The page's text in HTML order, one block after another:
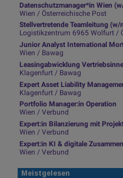
Datenschutzmanager*in Wien
Wien / Österreichische Post
Stellvertretende Teamleitung (w/
Logistikzentrum 6965 Wolfurt /
Junior Analyst International
Wien / Bawag
Leasingabwicklung
Klagenfurt / Bawag
Expert Asset Liability
Klagenfurt / Bawag
Portfolio Manager:in Operation
Wien / Verbund
Expert:in Bilanzierung mit
Wien / Verbund
Expert:in KI & digitale
Wien / Verbund
Meistgelesen